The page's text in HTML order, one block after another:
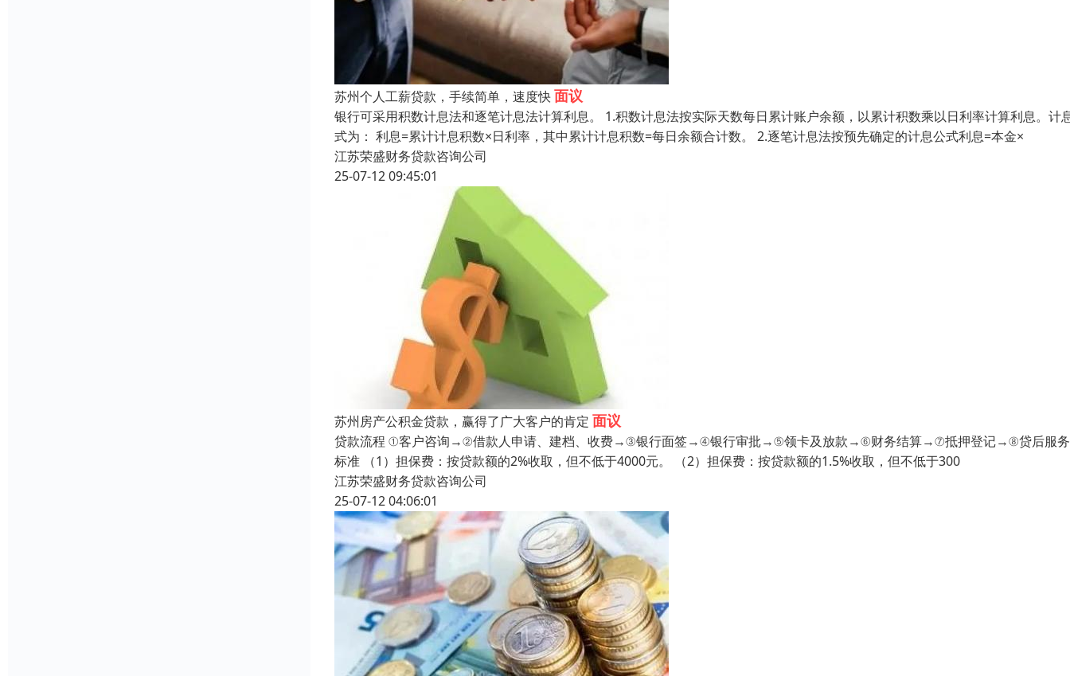
苏州个人工薪贷款，手续简单，速度快面议
银行可采用积数计息法和逐笔计息法计算利息。 1.积数计息法按实际天数每日累计账户余额，以累计积数乘以日利率计算利息。计
式为： 利息=累计计息积数×日利率，其中累计计息积数=每日余额合计数。 2.逐笔计息法按预先确定的计息公式利息=本金×
江苏荣盛财务贷款咨询公司
25-07-12 09:45:01
苏州房产公积金贷款，赢得了广大客户的肯定 面议
贷款流程 ①客户咨询→②借款人申请、建档、收费→③银行面签→④银行审批→⑤领卡及放款→⑥财务结算→⑦抵押登记→⑧贷后服
标准 （1）担保费：按贷款额的2%收取，但不低于4000元。 （2）担保费：按贷款额的1.5%收取，但不低于300
江苏荣盛财务贷款咨询公司
25-07-12 04:06:01